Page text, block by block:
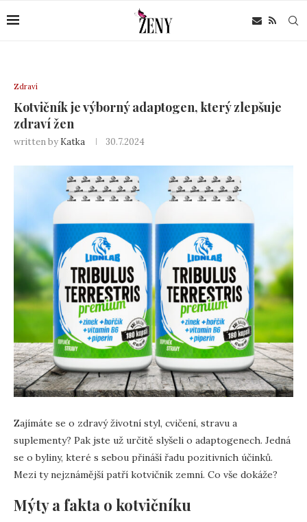
Zdraví
Kotvičník je výborný adaptogen, který zlepšuje
zdraví žen
written by Katka 30.7.2024
Zajímáte se o zdravý životní styl, cvičení, stravu a
suplementy? Pak jste už určitě slyšeli o adaptogenech. Jedná
se o byliny, které s sebou přináší řadu pozitivních účinků.
Mezi ty nejznámější patří kotvičník zemní. Co vše dokáže?
Mýty a fakta o kotvičníku